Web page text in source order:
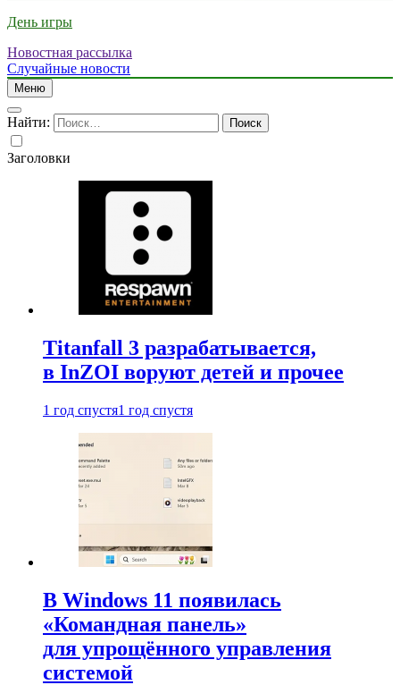
День игры
Новостная рассылка
Случайные новости
Меню
Найти:
Заголовки
Titanfall 3 разрабатывается,
в InZOI воруют детей и прочее
1 год спустя1 год спустя
В Windows 11 появилась
«Командная панель»
для упрощённого управления
системой